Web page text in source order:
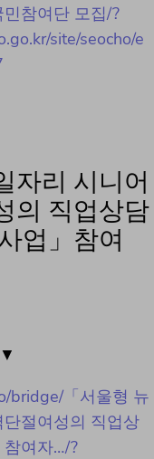
참여단 모집/?
site/seocho/e
자리 시니어
의 직업상담
업」참여
bridge/「서울형 뉴
절여성의 직업상
참여자…/?